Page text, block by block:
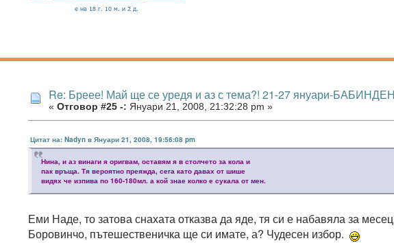
Re: Бреее! Май ще се уредя и аз с тема?! 21-27 януари-
« Отговор #25 -: Януари 21, 2008, 21:32:28 pm »
Цитат на: Nadyn в Януари 21, 2008, 19:56:08 pm
Нина, и аз винаги я оригвам, оставям я в столчето за кола и
пак връща. Тя вероятно преяжда, сега като давах от шише
видях че изпива по 160-180мл. а кой знае колко е сукала от мен.
Еми Наде, то затова снахата отказва да яде, тя си е набавяла за
Боровинчо, пътешественичка ще си имате, а? Чудесен избор.